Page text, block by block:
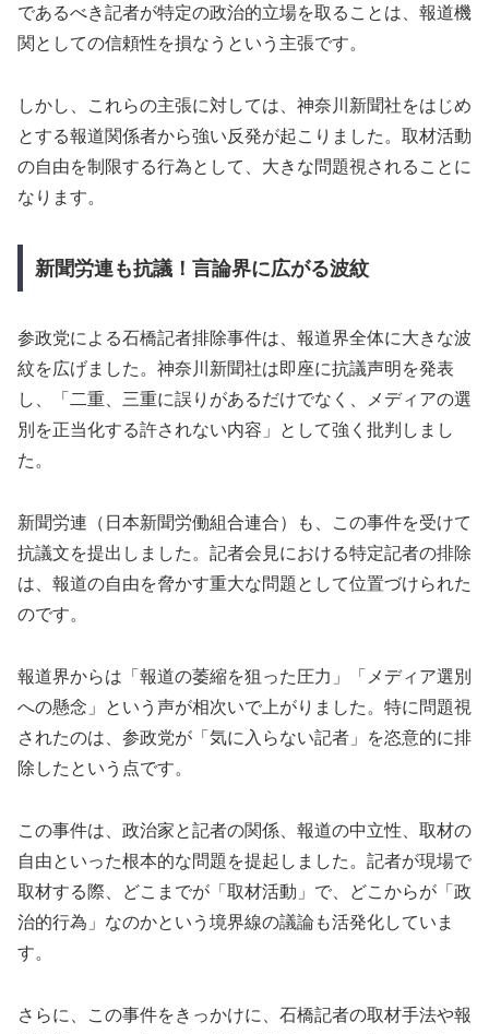
であるべき記者が特定の政治的立場を取ることは、報道機
関としての信頼性を損なうという主張です。
しかし、これらの主張に対しては、神奈川新聞社をはじめ
とする報道関係者から強い反発が起こりました。取材活動
の自由を制限する行為として、大きな問題視されることに
なります。
新聞労連も抗議！言論界に広がる波紋
参政党による石橋記者排除事件は、報道界全体に大きな波
紋を広げました。神奈川新聞社は即座に抗議声明を発表
し、「二重、三重に誤りがあるだけでなく、メディアの選
別を正当化する許されない内容」として強く批判しまし
た。
新聞労連（日本新聞労働組合連合）も、この事件を受けて
抗議文を提出しました。記者会見における特定記者の排除
は、報道の自由を脅かす重大な問題として位置づけられた
のです。
報道界からは「報道の萎縮を狙った圧力」「メディア選別
への懸念」という声が相次いで上がりました。特に問題視
されたのは、参政党が「気に入らない記者」を恣意的に排
除したという点です。
この事件は、政治家と記者の関係、報道の中立性、取材の
自由といった根本的な問題を提起しました。記者が現場で
取材する際、どこまでが「取材活動」で、どこからが「政
治的行為」なのかという境界線の議論も活発化していま
す。
さらに、この事件をきっかけに、石橋記者の取材手法や報